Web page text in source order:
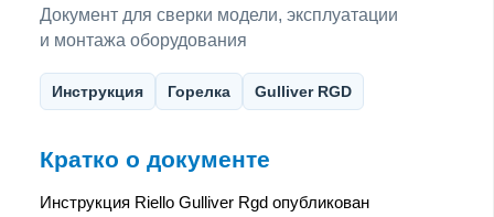
Документ для сверки модели, эксплуатации
и монтажа оборудования
Инструкция Горелка Gulliver RGD
Кратко о документе
Инструкция Riello Gulliver Rgd опубликован